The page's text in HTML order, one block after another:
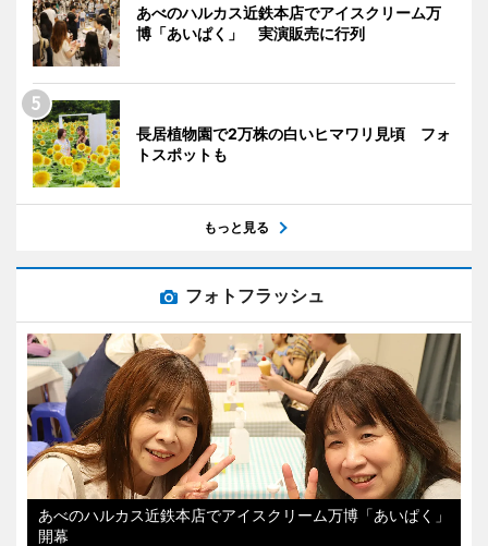
あべのハルカス近鉄本店でアイスクリーム万
博「あいぱく」 実演販売に行列
長居植物園で2万株の白いヒマワリ見頃 フォ
トスポットも
もっと見る
フォトフラッシュ
あべのハルカス近鉄本店でアイスクリーム万博「あいぱく」
開幕